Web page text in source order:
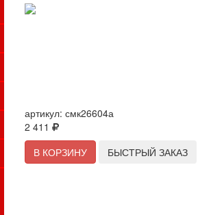
артикул: смк26604а
2 411
В КОРЗИНУ
БЫСТРЫЙ ЗАКАЗ